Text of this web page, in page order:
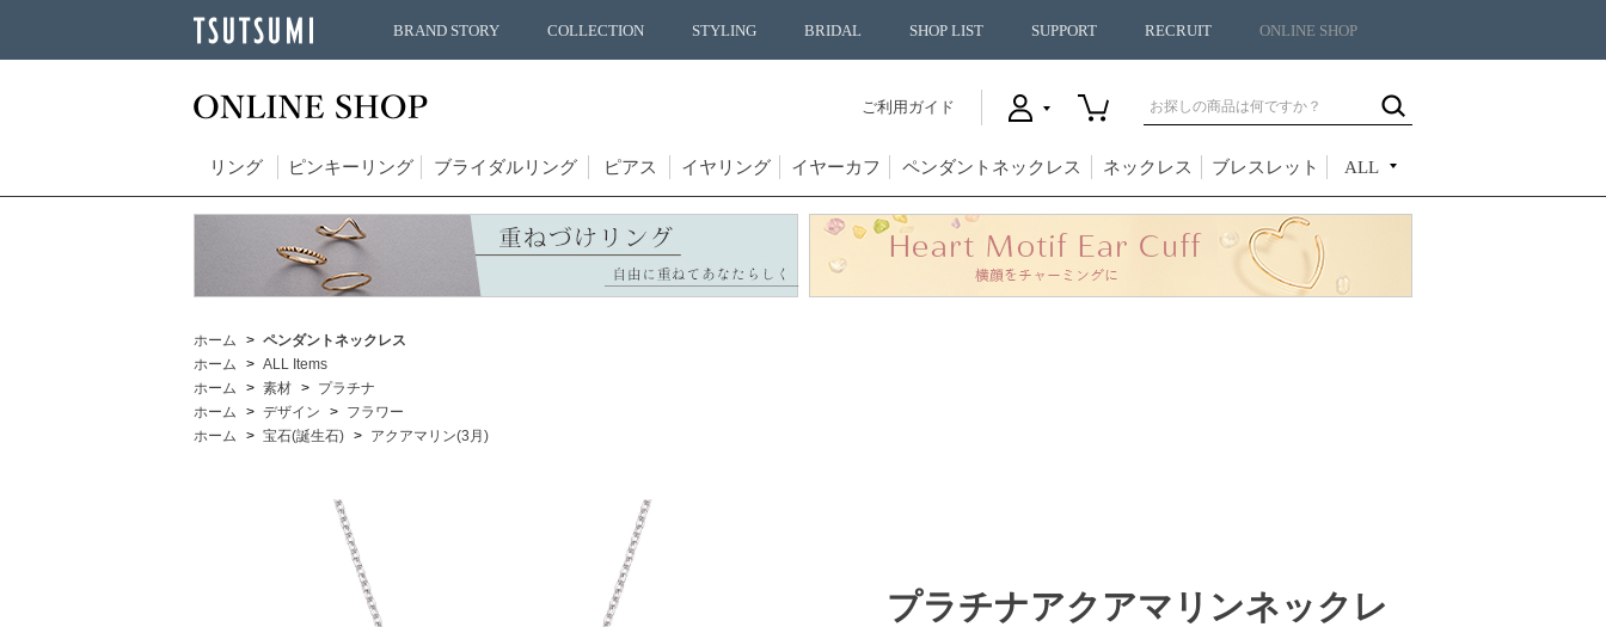
BRAND STORY COLLECTION STYLING BRIDAL SHOP LIST SUPPORT RECRUIT ONLINE SHOP
ご利用ガイド
リング ピンキーリング ブライダルリング ピアス イヤリング イヤーカフ ペンダントネックレス ネックレス ブレスレット ALL
ホーム
ペンダントネックレス
ホーム
ALL Items
ホーム
素材
プラチナ
ホーム
デザイン
フラワー
ホーム
宝石(誕生石) アクアマリン(3月)
プラチナアクアマリンネックレ